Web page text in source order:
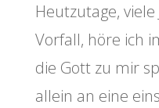
Heutzutage,
Vorfall, höre ich
die Gott zu mir
allein an eine